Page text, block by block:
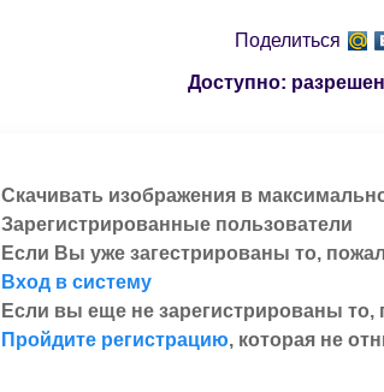
Поделиться
Доступно:
Скачивать изображения в
Зарегистрированные пользователи
Если Вы уже загестрированы то,
Вход в систему
Если вы еще не зарегистрированы то,
Пройдите регистрацию, которая не